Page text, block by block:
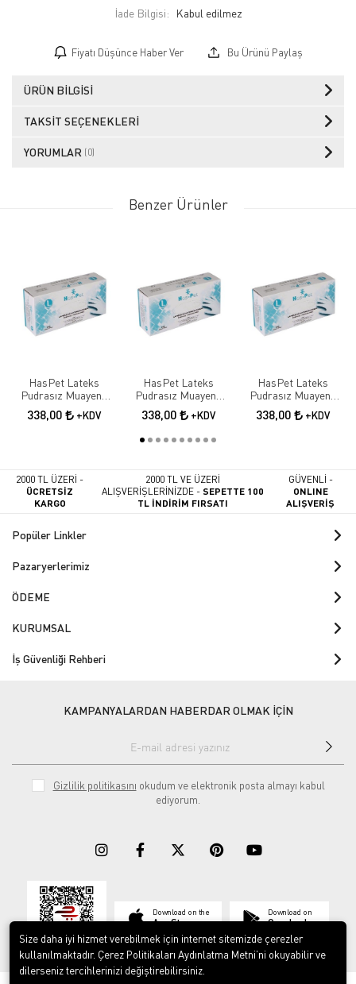
İade Bilgisi:
Fiyatı Düşünce Haber Ver Bu Ürünü Paylaş
ÜRÜN BILGISI
TAKSIT SEÇENEKLERI
YORUMLAR (0)
Benzer Ürünler
HasPet Lateks
Pudrasız Muayene
Eldiveni 100 lü Paket -
Small
338,00 +KDV
HasPet Lateks
Pudrasız Muayene
Eldiveni 100 lü Paket -
Medium
338,00 +KDV
HasPet Lateks
Pudrasız Muayene
Eldiveni 100 lü Paket -
Large
338,00 +KDV
2000 TL ÜZERİ -
ÜCRETSİZ
KARGO
2000 TL VE ÜZERİ
ALIŞVERİŞLERİNİZDE -SEPETTE 100
TL İNDİRİM FIRSATI
GÜVENLİ -
ONLINE
ALIŞVERİŞ
Popüler Linkler
Pazaryerlerimiz
ÖDEME
KURUMSAL
İş Güvenliği Rehberi
KAMPANYALARDAN HABERDAR OLMAK İÇİN
Gizlilik politikasını okudum ve elektronik posta almayı kabul
ediyorum.
Download on the
App Store
Download on
Google play
Size daha iyi hizmet verebilmek için internet sitemizde çerezler
kullanılmaktadır. Çerez Politikaları Aydınlatma Metni’ni okuyabilir ve
dilerseniz tercihlerinizi değiştirebilirsiniz.